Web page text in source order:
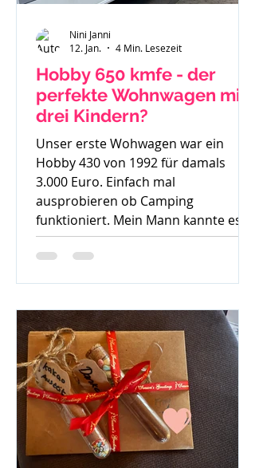
Hobby 650 kmfe - der
perfekte Wohnwagen mit
drei Kindern?
Unser erste Wohwagen war ein
Hobby 430 von 1992 für damals
3.000 Euro. Einfach mal
ausprobieren ob Camping
funktioniert. Mein Mann kannte es
gar nicht, ich bin mit Wohnwagen
und Wohnmobilen groß geworden -
großer Sohn geboren wurde sind wir
auch noch mit diesem 30 Jahre alten
Hobby los und haben schnell
gemerkt - der ist zu klein. Also haben
wir uns einen Fendt 470 gekauft.
Solide, gut verarbeitet und passend
für
Nini Janni
12. Jan.
4 Min. Lesezeit